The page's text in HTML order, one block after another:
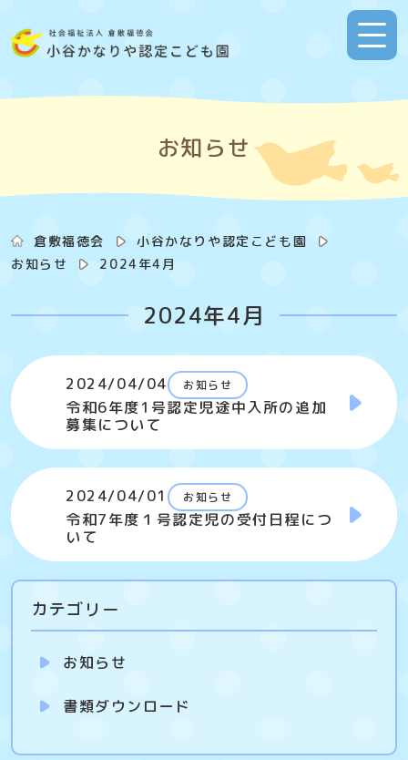
to
content
お知らせ
倉敷福徳会
小谷かなりや認定こども園
お知らせ
2024年4月
2024年4月
2024/04/04 お知らせ
令和6年度1号認定児途中入所の追加
募集について
2024/04/01 お知らせ
令和7年度１号認定児の受付日程につ
いて
カテゴリー
お知らせ
書類ダウンロード